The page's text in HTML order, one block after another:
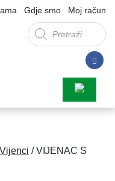
Gdje smo Moj račun
Products
search
Vijenci / VIJENAC S